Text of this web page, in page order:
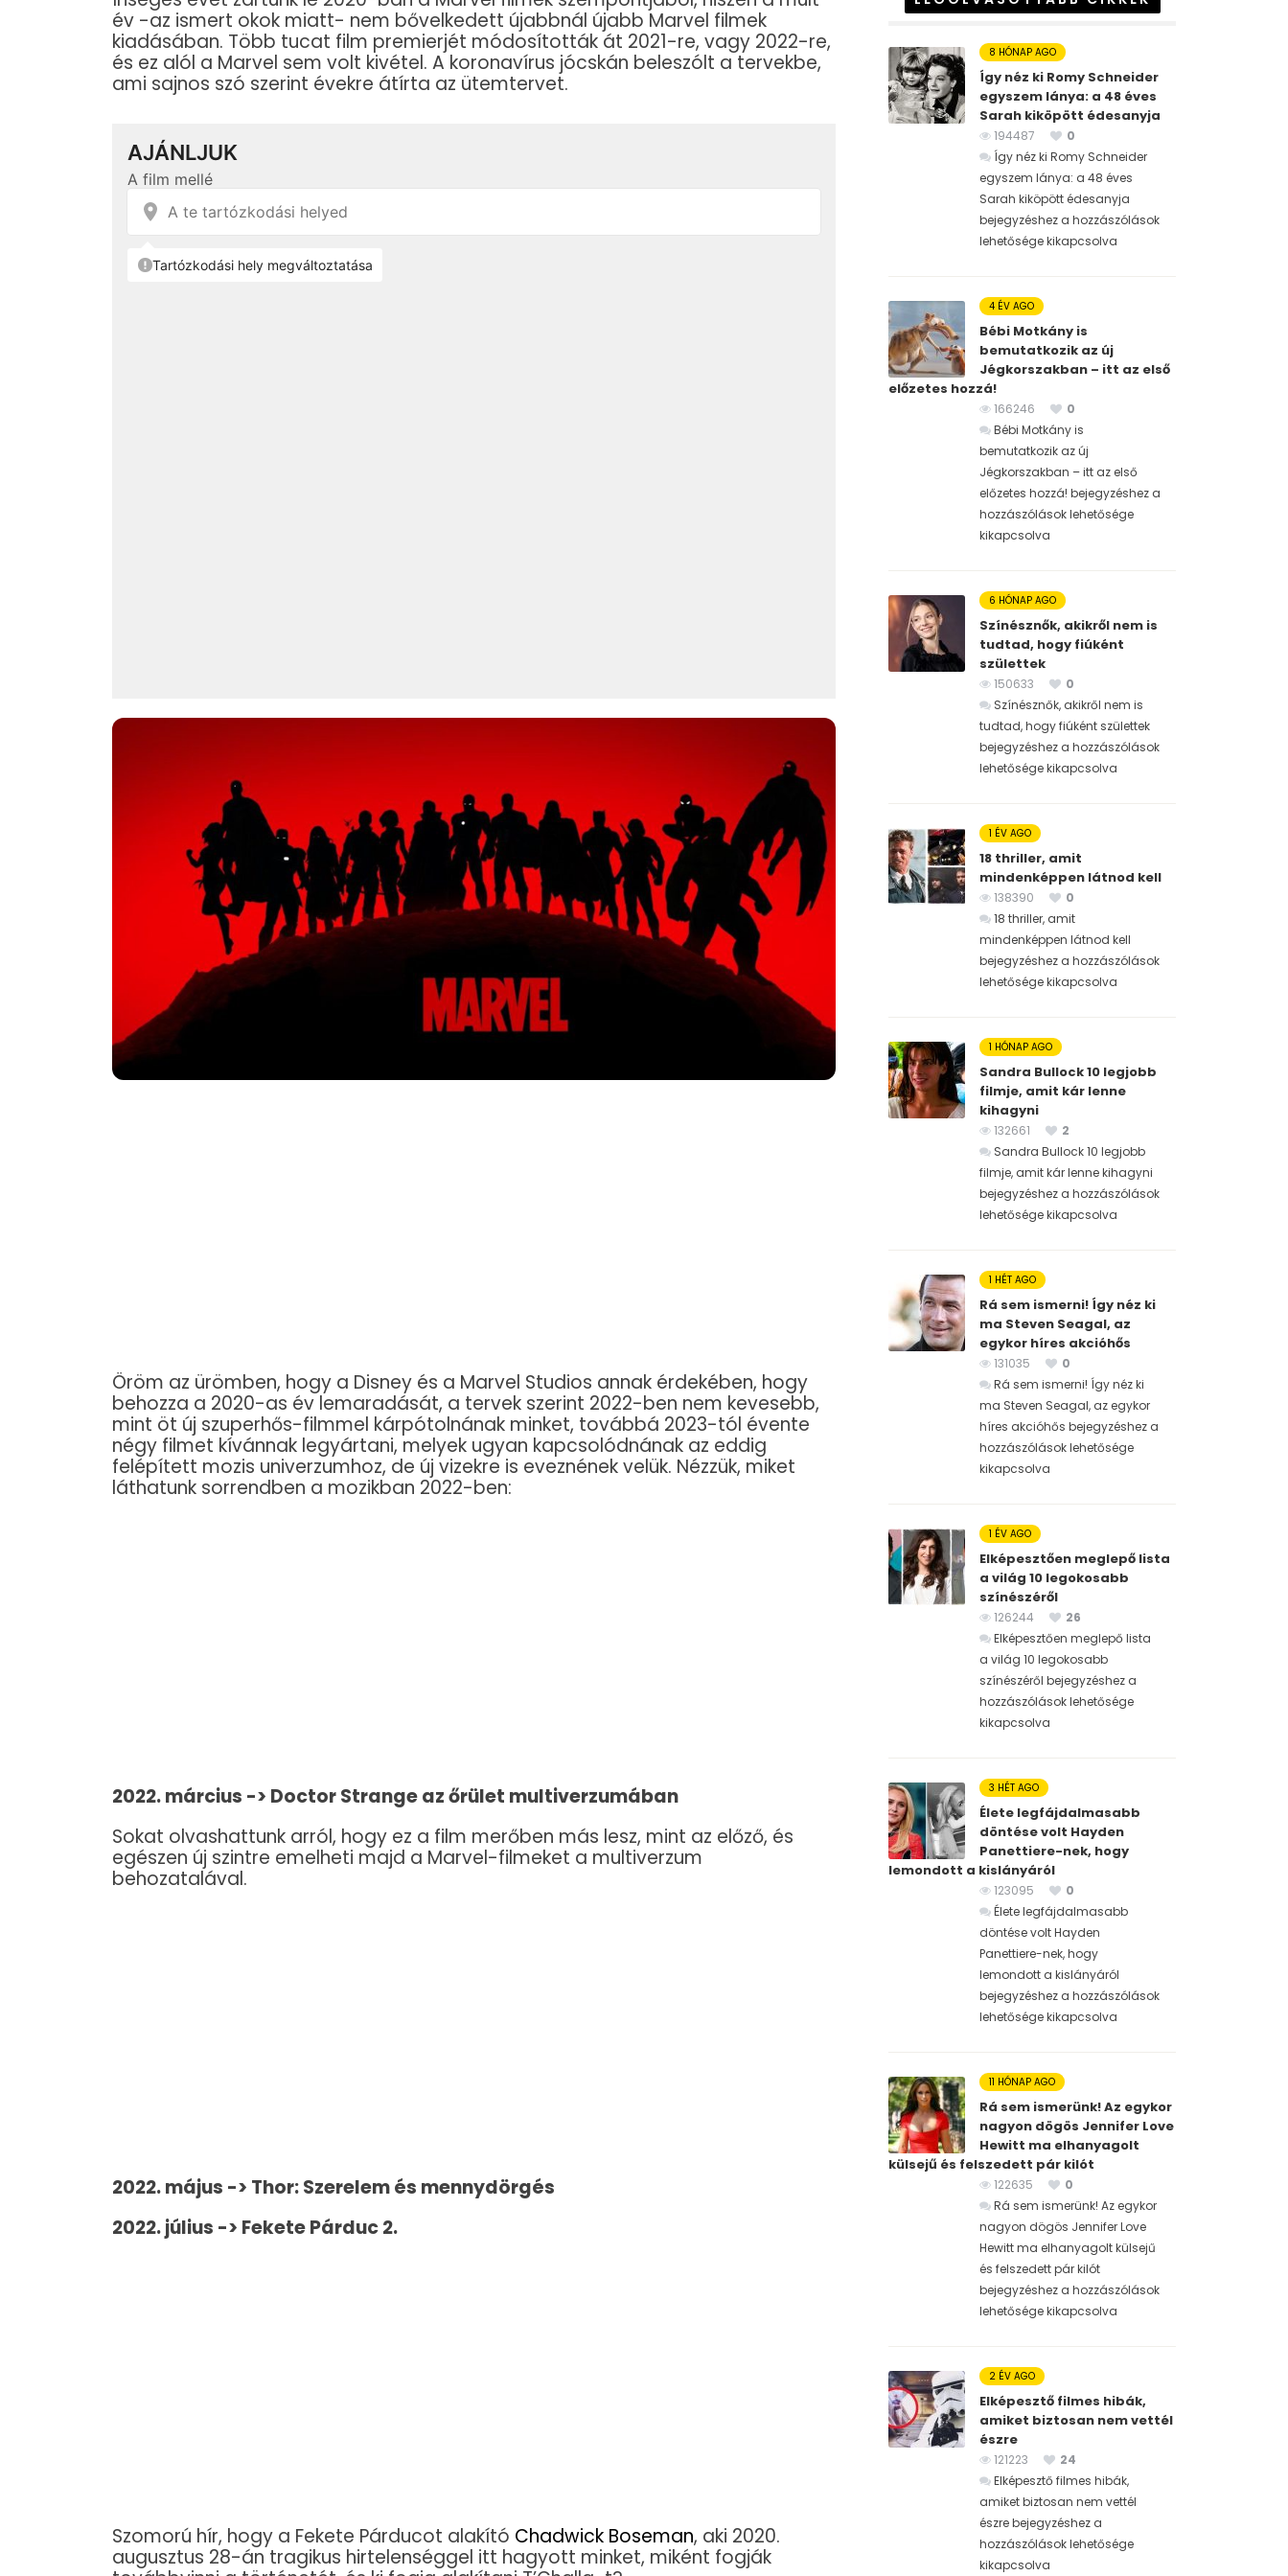
év -az ismert okok miatt- nem bővelkedett újabbnál újabb Marvel filmek
kiadásában. Több tucat film premierjét módosították át 2021-re, vagy 2022-re,
és ez alól a Marvel sem volt kivétel. A koronavírus jócskán beleszólt a tervekbe,
ami sajnos szó szerint évekre átírta az ütemtervet.
Öröm az ürömben, hogy a Disney és a Marvel Studios annak érdekében, hogy
behozza a 2020-as év lemaradását, a tervek szerint 2022-ben nem kevesebb,
mint öt új szuperhős-filmmel kárpótolnának minket, továbbá 2023-tól évente
négy filmet kívánnak legyártani, melyek ugyan kapcsolódnának az eddig
felépített mozis univerzumhoz, de új vizekre is eveznének velük. Nézzük, miket
láthatunk sorrendben a mozikban 2022-ben:
2022. március -> Doctor Strange az őrület multiverzumában
Sokat olvashattunk arról, hogy ez a film merőben más lesz, mint az előző, és
egészen új szintre emelheti majd a Marvel-filmeket a multiverzum
behozatalával.
2022. május -> Thor: Szerelem és mennydörgés
2022. július -> Fekete Párduc 2.
Szomorú hír, hogy a Fekete Párducot alakító Chadwick Boseman, aki 2020.
augusztus 28-án tragikus hirtelenséggel itt hagyott minket, miként fogják
8 HÓNAP AGO
Így néz ki Romy Schneider
egyszem lánya: a 48 éves
Sarah kiköpött édesanyja
194487
0
Így néz ki Romy Schneider
egyszem lánya: a 48 éves
Sarah kiköpött édesanyja
bejegyzéshez a hozzászólások
lehetősége kikapcsolva
4 ÉV AGO
Bébi Motkány is
bemutatkozik az új
Jégkorszakban – itt az első
előzetes hozzá!
166246
0
Bébi Motkány is
bemutatkozik az új
Jégkorszakban – itt az első
előzetes hozzá! bejegyzéshez a
hozzászólások lehetősége
kikapcsolva
6 HÓNAP AGO
Színésznők, akikről nem is
tudtad, hogy fiúként
születtek
150633
0
Színésznők, akikről nem is
tudtad, hogy fiúként születtek
bejegyzéshez a hozzászólások
lehetősége kikapcsolva
1 ÉV AGO
18 thriller, amit
mindenképpen látnod kell
138390
0
18 thriller, amit
mindenképpen látnod kell
bejegyzéshez a hozzászólások
lehetősége kikapcsolva
1 HÓNAP AGO
Sandra Bullock 10 legjobb
filmje, amit kár lenne
kihagyni
132661
2
Sandra Bullock 10 legjobb
filmje, amit kár lenne kihagyni
bejegyzéshez a hozzászólások
lehetősége kikapcsolva
1 HÉT AGO
Rá sem ismerni! Így néz ki
ma Steven Seagal, az
egykor híres akcióhős
131035
0
Rá sem ismerni! Így néz ki
ma Steven Seagal, az egykor
híres akcióhős bejegyzéshez a
hozzászólások lehetősége
kikapcsolva
1 ÉV AGO
Elképesztően meglepő lista
a világ 10 legokosabb
színészéről
126244
26
Elképesztően meglepő lista
a világ 10 legokosabb
színészéről bejegyzéshez a
hozzászólások lehetősége
kikapcsolva
3 HÉT AGO
Élete legfájdalmasabb
döntése volt Hayden
Panettiere-nek, hogy
lemondott a kislányáról
123095
0
Élete legfájdalmasabb
döntése volt Hayden
Panettiere-nek, hogy
lemondott a kislányáról
bejegyzéshez a hozzászólások
lehetősége kikapcsolva
11 HÓNAP AGO
Rá sem ismerünk! Az egykor
nagyon dögös Jennifer Love
Hewitt ma elhanyagolt
külsejű és felszedett pár kilót
122635
0
Rá sem ismerünk! Az egykor
nagyon dögös Jennifer Love
Hewitt ma elhanyagolt külsejű
és felszedett pár kilót
bejegyzéshez a hozzászólások
lehetősége kikapcsolva
2 ÉV AGO
Elképesztő filmes hibák,
amiket biztosan nem vettél
észre
121223
24
Elképesztő filmes hibák,
amiket biztosan nem vettél
észre bejegyzéshez a
hozzászólások lehetősége
kikapcsolva